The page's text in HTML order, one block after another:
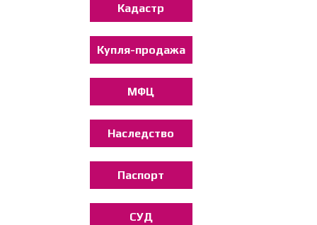
Кадастр
Купля-продажа
МФЦ
Наследство
Паспорт
СУД